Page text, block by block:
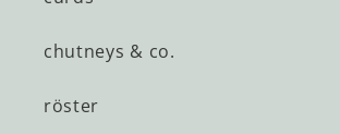
chutneys & co.
röster